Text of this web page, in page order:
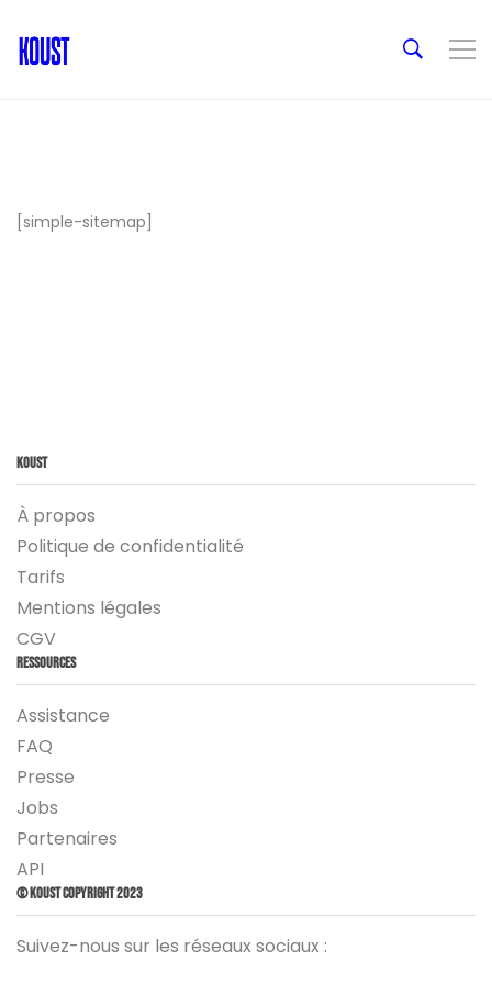
[simple-sitemap]
Koust
À propos
Politique de confidentialité
Tarifs
Mentions légales
CGV
Ressources
Assistance
FAQ
Presse
Jobs
Partenaires
API
© Koust Copyright 2023
Suivez-nous sur les réseaux sociaux :